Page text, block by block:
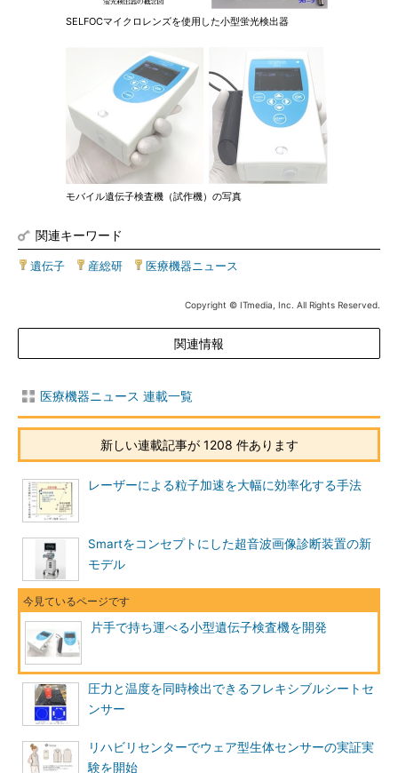
SELFOCマイクロレンズを使用した小型蛍光検出器
モバイル遺伝子検査機（試作機）の写真
関連キーワード
遺伝子 産総研 医療機器ニュース
Copyright © ITmedia, Inc. All Rights Reserved.
関連情報
医療機器ニュース 連載一覧
新しい連載記事が 1208 件あります
レーザーによる粒子加速を大幅に効率化する手法
Smartをコンセプトにした超音波画像診断装置の新
モデル
片手で持ち運べる小型遺伝子検査機を開発
圧力と温度を同時検出できるフレキシブルシートセ
ンサー
リハビリセンターでウェア型生体センサーの実証実
験を開始